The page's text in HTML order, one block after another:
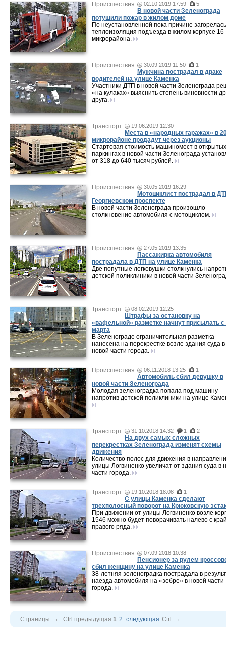
Происшествия 02.10.2019 17:59 5
В новой части Зеленограда
потушили пожар в жилом доме
По неустановленной пока причине загорелась
теплоизоляция подъезда в жилом корпусе 16
микрорайона.
Происшествия 30.09.2019 11:50 1
Мужчина пострадал в драке
водителей на улице Каменка
Участники ДТП в новой части Зеленограда
«на кулаках» выяснить степень виновности
друга.
Транспорт 19.06.2019 12:30
Места в «народных гаражах» в
микрорайоне продадут через аукционы
Стартовая стоимость машиномест в открытых
паркингах в новой части Зеленограда
от 318 до 640 тысяч рублей.
Происшествия 30.05.2019 16:29
Мотоциклист пострадал в
Георгиевском проспекте
В новой части Зеленограда произошло
столкновение автомобиля с мотоциклом.
Происшествия 27.05.2019 13:35
Пассажирка автомобиля
пострадала в ДТП на улице Каменка
Две попутные легковушки столкнулись
детской поликлиники в новой части
Транспорт 08.02.2019 12:25
Штрафы за остановку на
«вафельной» разметке начнут присылать с
марта
В Зеленограде ограничительная разметка
нанесена на перекрестке возле здания суда в
новой части города.
Происшествия 06.11.2018 13:25 1
Автомобиль сбил девушку в
новой части Зеленограда
Молодая зеленоградка попала под машину
напротив детской поликлиники на улице
Транспорт 31.10.2018 14:32 1 2
На двух самых сложных
перекрестках Зеленограда изменят схемы
движения
Количество полос для движения в
улицы Логвиненко увеличат от здания суда в
части города.
Транспорт 19.10.2018 18:08 1
С улицы Каменка сделают
трехполосный поворот на Крюковскую
При движении от улицы Логвиненко возле
1546 можно будет поворачивать налево с
правого ряда.
Происшествия 07.09.2018 10:38
Пенсионер за рулем
сбил женщину на улице Каменка
38-летняя зеленоградка пострадала в
наезда автомобиля на «зебре» в новой части
города.
Страницы: ← Ctrl предыдущая 1 2 следующая Ctrl →